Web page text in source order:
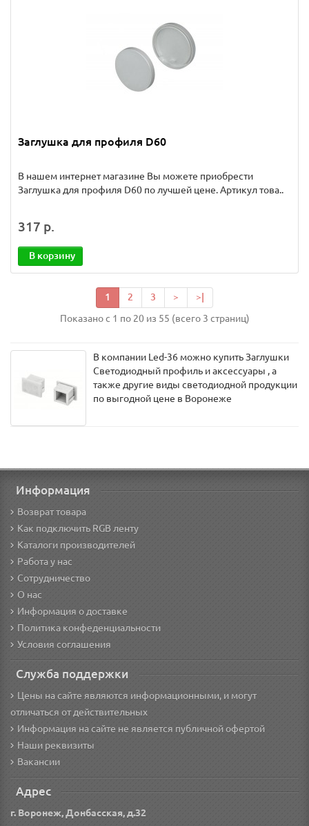
Заглушка для профиля D60
В нашем интернет магазине Вы можете приобрести
Заглушка для профиля D60 по лучшей цене. Артикул това..
317 р.
В корзину
1 2 3 >
>|
Показано с 1 по 20 из 55 (всего 3 страниц)
В компании Led-36 можно купить Заглушки
Светодиодный профиль и аксессуары , а
также другие виды светодиодной продукции
по выгодной цене в Воронеже
Информация
Возврат товара
Как подключить RGB ленту
Каталоги производителей
Работа у нас
Сотрудничество
О нас
Информация о доставке
Политика конфеденциальности
Условия соглашения
Служба поддержки
Цены на сайте являются информационными, и могут
отличаться от действительных
Информация на сайте не является публичной офертой
Наши реквизиты
Вакансии
Адрес
г. Воронеж, Донбасская, д.32